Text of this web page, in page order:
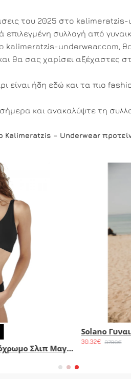
του 2025 στο
συλλογή από
underwear.com,
θα σας χαρίσει αξέχαστες
είναι ήδη εδώ και τα πιο
και ανακαλύψτε τη
Kalimeratzis – Underwear
37.90€